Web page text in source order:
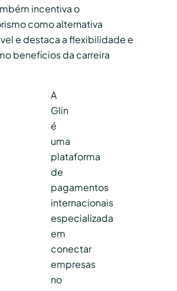
incentiva o
como alternativa
e destaca a flexibilidade e
benefícios da carreira
A
Glin
é
uma
plataforma
de
pagamentos
internacionais
especializada
em
conectar
empresas
no